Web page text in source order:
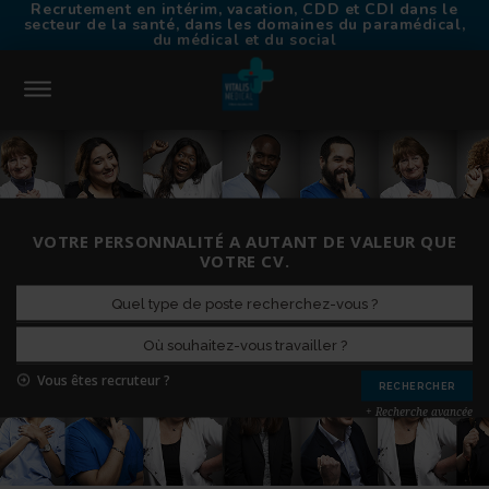
Recrutement en intérim, vacation, CDD et CDI dans le
secteur de la santé, dans les domaines du paramédical,
du médical et du social
CONNEXION
TROUVER UN EMPLOI
CHOISIR VITALIS MÉDICAL
TRAVAILLER EN INTÉRIM
NOS AGENCES
VOTRE PERSONNALITÉ A AUTANT DE VALEUR QUE
VOTRE CV.
Vous êtes recruteur ?
+ Recherche avancée